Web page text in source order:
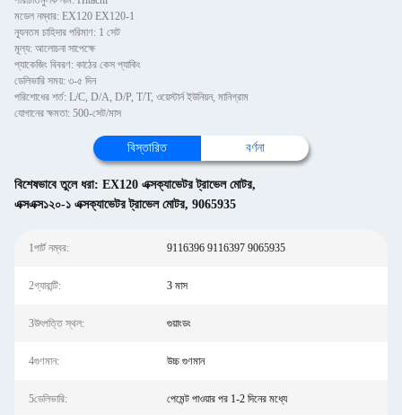
মডেল নম্বার: EX120 EX120-1
ন্যূনতম চাহিদার পরিমাণ: 1 সেট
মূল্য: আলোচনা সাপেক্ষে
প্যাকেজিং বিবরণ: কাঠের কেস প্যাকিং
ডেলিভারি সময়: ৩-৫ দিন
পরিশোধের শর্ত: L/C, D/A, D/P, T/T, ওয়েস্টার্ন ইউনিয়ন, মানিগ্রাম
যোগানের ক্ষমতা: 500-সেট/মাস
বিস্তারিত বর্ণনা
বিশেষভাবে তুলে ধরা: EX120 এক্সক্যাভেটর ট্রাভেল মোটর,
এক্সএক্স১২০-১ এক্সক্যাভেটর ট্রাভেল মোটর, 9065935
1পার্ট নম্বর: 9116396 9116397 9065935
2গ্যারান্টি: 3 মাস
3উৎপত্তি স্থল: গুয়াংডং
4গুণমান: উচ্চ গুণমান
5ডেলিভারি: পেমেন্ট পাওয়ার পর 1-2 দিনের মধ্যে